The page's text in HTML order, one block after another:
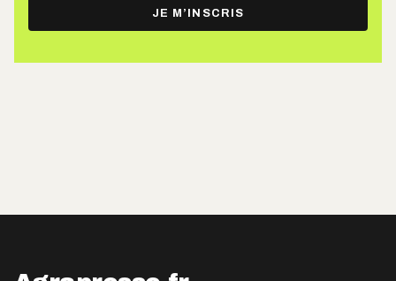
mail
JE M’INSCRIS